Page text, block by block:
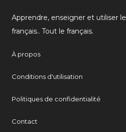
Apprendre, enseigner et utiliser le
français.. Tout le français.
À propos
Conditions d'utilisation
Politiques de confidentialité
Contact